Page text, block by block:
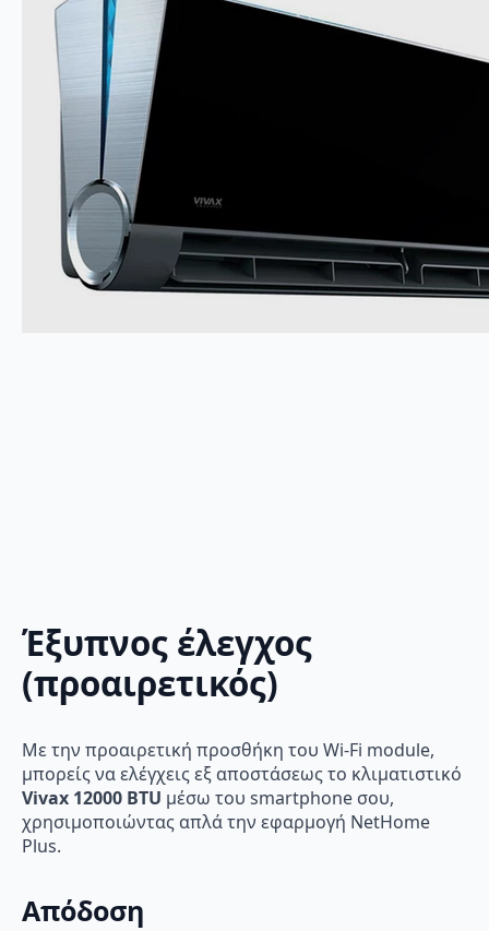
Έξυπνος έλεγχος
(προαιρετικός)
Με την προαιρετική προσθήκη του Wi-Fi module,
μπορείς να ελέγχεις εξ αποστάσεως το κλιματιστικό
Vivax 12000 BTU μέσω του smartphone σου,
χρησιμοποιώντας απλά την εφαρμογή NetHome
Plus.
Απόδοση